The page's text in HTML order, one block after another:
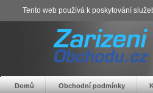
Domů Obchodní podmínky
Tento web používá k poskytování